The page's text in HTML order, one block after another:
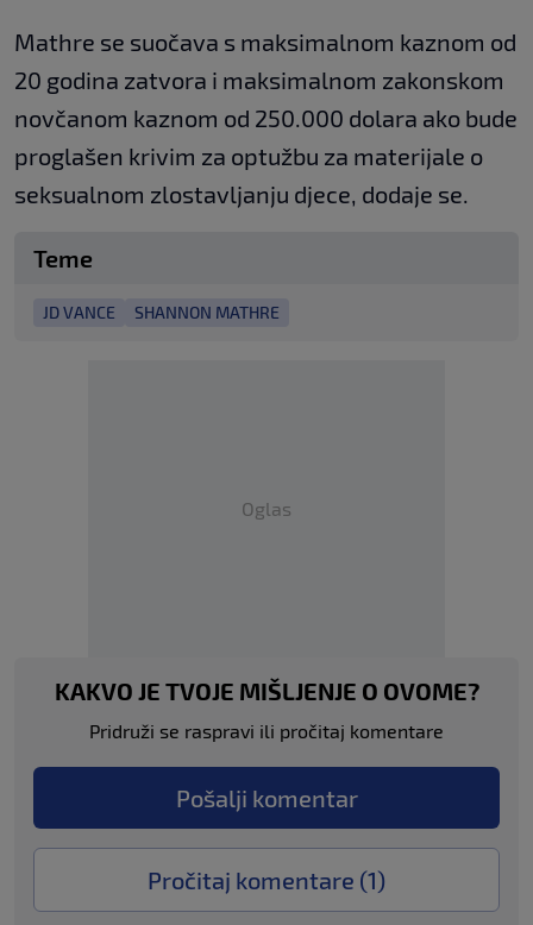
Mathre se suočava s maksimalnom kaznom od
20 godina zatvora i maksimalnom zakonskom
novčanom kaznom od 250.000 dolara ako bude
proglašen krivim za optužbu za materijale o
seksualnom zlostavljanju djece, dodaje se.
Teme
JD VANCE SHANNON MATHRE
Oglas
KAKVO JE TVOJE MIŠLJENJE O OVOME?
Pridruži se raspravi ili pročitaj komentare
Pošalji komentar
Pročitaj komentare (1)